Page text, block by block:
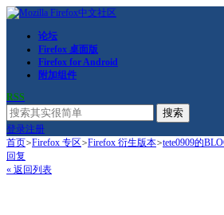
论坛
Firefox 桌面版
Firefox for Android
附加组件
RSS
搜索
登录注册
首页>Firefox 专区>Firefox 衍生版本>tete0909的
回复
« 返回列表